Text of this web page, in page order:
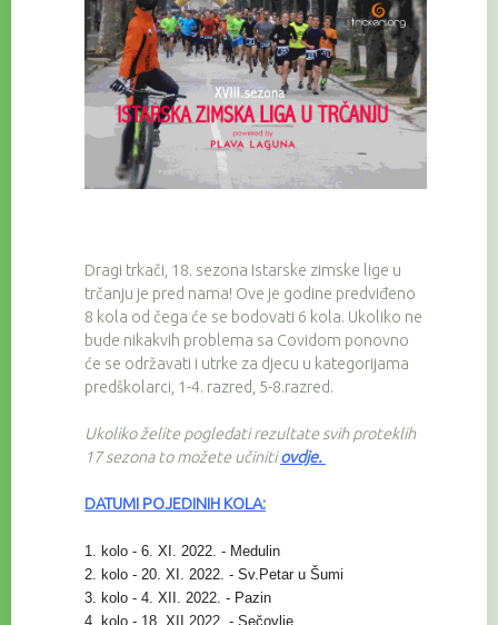
Dragi trkači, 18. sezona Istarske zimske lige u
trčanju je pred nama! Ove je godine predviđeno
8 kola od čega će se bodovati 6 kola. Ukoliko ne
bude nikakvih problema sa Covidom ponovno
će se održavati i utrke za djecu u kategorijama
predškolarci, 1-4. razred, 5-8.razred.
Ukoliko želite pogledati rezultate svih proteklih
17 sezona to možete učinitiovdje.
DATUMI POJEDINIH KOLA:
1. kolo - 6. XI. 2022. - Medulin
2. kolo - 20. XI. 2022. - Sv.Petar u Šumi
3. kolo - 4. XII. 2022. - Pazin
4. kolo - 18. XII.2022. - Sečovlje